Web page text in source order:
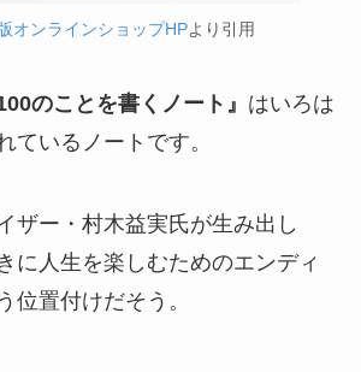
オンラインショップHPより引用
のことを書くノート』 はいろは
ているノートです。
ザー・村木益実氏が生み出し
に人生を楽しむためのエンディ
位置付けだそう。